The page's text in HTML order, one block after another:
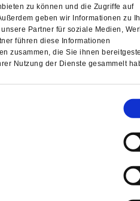
zu können und die Zugriffe auf
geben wir Informationen zu
Partner für soziale Medien,
führen diese Informationen
zusammen, die Sie ihnen
Nutzung der Dienste gesammelt
vier junge
»Die
Liederbücher. Vor
überarbeitete Ausgabe. /